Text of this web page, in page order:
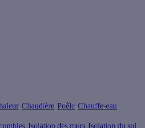
Chaudière Poêle Chauffe-eau
Isolation des murs Isolation du sol